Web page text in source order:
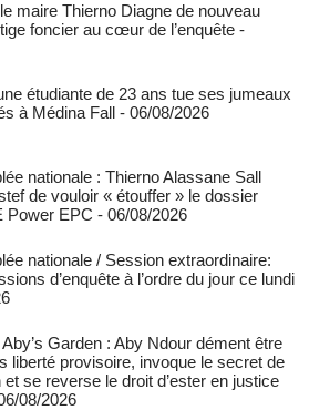
maire Thierno Diagne de nouveau
foncier au cœur de l’enquête -
étudiante de 23 ans tue ses jumeaux
à Médina Fall - 06/08/2026
nationale : Thierno Alassane Sall
de vouloir « étouffer » le dossier
Power EPC - 06/08/2026
nationale / Session extraordinaire:
d’enquête à l’ordre du jour ce lundi
Garden : Aby Ndour dément être
liberté provisoire, invoque le secret de
et se reverse le droit d’ester en justice
08/2026